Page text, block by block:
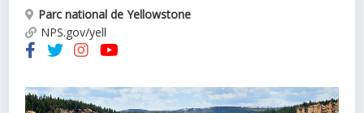
Parc national de Yellowstone
NPS.gov/yell